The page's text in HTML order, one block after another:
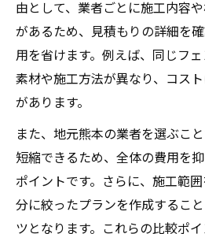
由として、業者ごとに施工内容
があるため、見積もりの詳細を
用を省けます。例えば、同じフ
素材や施工方法が異なり、コス
があります。
また、地元熊本の業者を選ぶこ
短縮できるため、全体の費用を
ポイントです。さらに、施工範
分に絞ったプランを作成するこ
ツとなります。これらの比較ポ